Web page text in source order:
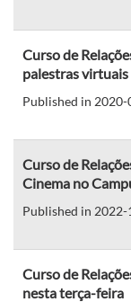
Curso de
palestras virtuais
Published in
Curso de
Cinema no
Published in
Curso de
nesta terça-feira